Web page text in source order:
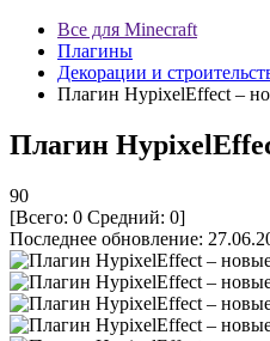
Все для Minecraft
Плагины
Декорации и
Плагин HypixelEffect –
Плагин
90
[Всего: 0 Средний: 0]
Последнее обновление: